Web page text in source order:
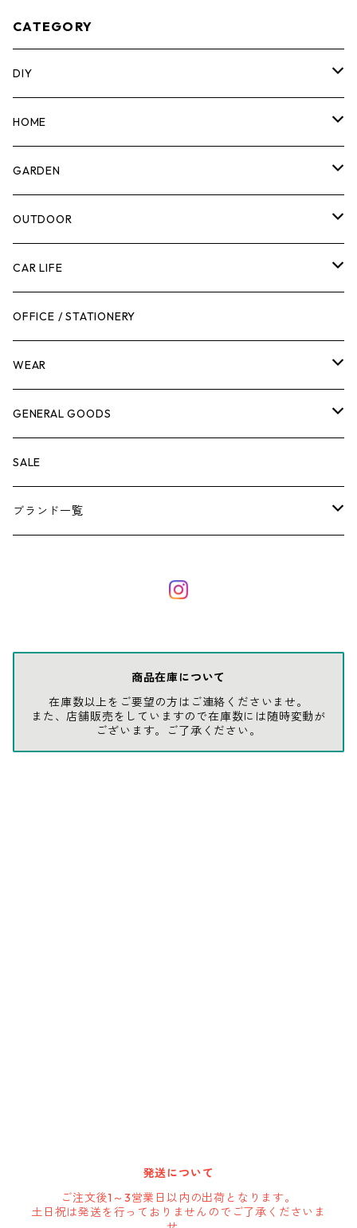
CATEGORY
DIY
マーカー
計測機器
腰袋・ツールホルスター
工具箱
作業台
脚立
ケミカル
その他
HOME
5ガロンバケツ
キッチン
日用品
ボディケア
GARDEN
剪定ばさみ
ガーデンツール
ガーデンチェア
キャビネット・ツールハンガー
冬季用品
その他
OUTDOOR
スツール
バンジーバンド
ストレージボックス
クーラーボックス
ナイフ
CAR LIFE
メンテナンスグッズ
車内グッズ
車外グッズ
芳香剤
OFFICE / STATIONERY
WEAR
トップス
ボトムス
アンダーウェア
グローブ
バッグ
GENERAL GOODS
ウォレット
エアーフレッシュナー
SALE
ブランド一覧
BEHRENS
BORA
HOLSTERY
商品在庫について
在庫数以上をご要望の方はご連絡くださいませ。
また、店舗販売をしていますので在庫数には随時変動が
ございます。ご了承ください。
発送について
ご注文後1～3営業日以内の出荷となります。
土日祝は発送を行っておりませんのでご了承くださいま